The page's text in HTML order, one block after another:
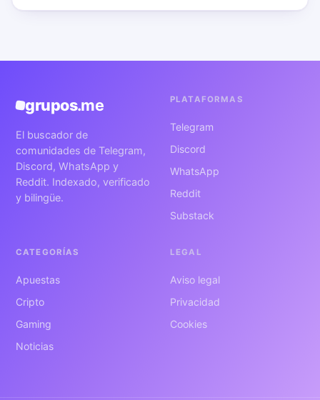
grupos.me
El buscador de
comunidades de Telegram,
Discord, WhatsApp y
Reddit. Indexado, verificado
y bilingüe.
PLATAFORMAS
Telegram
Discord
WhatsApp
Reddit
Substack
CATEGORÍAS
Apuestas
Cripto
Gaming
Noticias
LEGAL
Aviso legal
Privacidad
Cookies